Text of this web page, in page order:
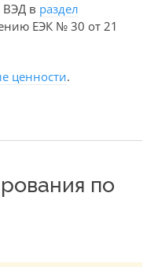
в раздел
ЕЭК № 30 от 21
ценности.
по